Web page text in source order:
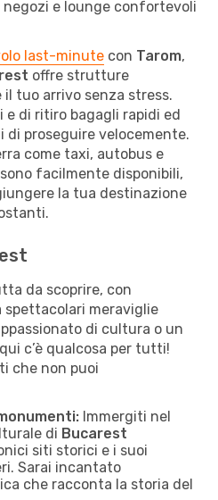
e lounge confortevoli
last-minute con Tarom,
offre strutture
tuo arrivo senza stress.
e di ritiro bagagli rapidi ed
proseguire velocemente.
come taxi, autobus e
facilmente disponibili,
la tua destinazione
da scoprire, con
meraviglie
di cultura o un
c’è qualcosa per tutti!
che non puoi
Immergiti nel
di Bucarest
siti storici e i suoi
Sarai incantato
che racconta la storia del